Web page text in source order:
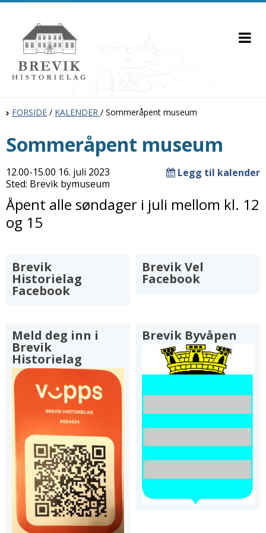
FORSIDE / KALENDER / Sommeråpent museum
Sommeråpent museum
12.00-15.00 16. juli 2023
Legg til kalender
Sted: Brevik bymuseum
Åpent alle søndager i juli mellom kl. 12
og 15
Brevik
Historielag
Facebook
Brevik Vel
Facebook
Meld deg inn i
Brevik
Historielag
Brevik Byvåpen